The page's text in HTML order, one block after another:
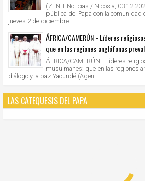
(ZENIT Noticias / Nicosia,
pública del Papa con la comunidad
jueves 2 de diciembre ...
ÁFRICA/CAMERÚN - Líderes
que en las regiones anglófonas
ÁFRICA/CAMERÚN - Líderes
musulmanes: que en las regiones
diálogo y la paz Yaoundé (Agen...
LAS CATEQUESIS DEL PAPA